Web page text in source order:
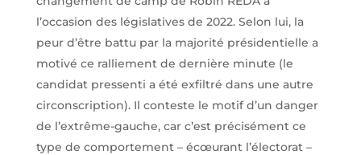
l’occasion des législatives de 2022. Selon lui, la
peur d’être battu par la majorité présidentielle a
motivé ce ralliement de dernière minute (le
candidat pressenti a été exfiltré dans une autre
circonscription). Il conteste le motif d’un danger
de l’extrême-gauche, car c’est précisément ce
type de comportement – écœurant l’électorat –